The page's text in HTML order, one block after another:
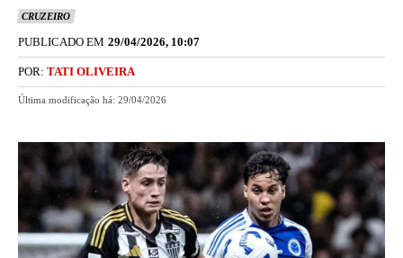
CRUZEIRO
PUBLICADO EM 29/04/2026, 10:07
POR: TATI OLIVEIRA
Última modificação há: 29/04/2026